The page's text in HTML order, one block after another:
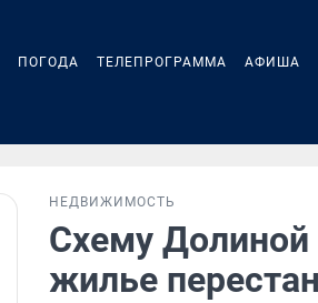
ПОГОДА ТЕЛЕПРОГРАММА АФИША
НЕДВИЖИМОСТЬ
Схему Долиной
жилье